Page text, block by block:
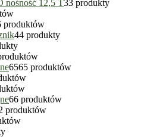
nośność 12,5 T33 produkty
produktów
44 produkty
6565 produktów
66 produktów
produktów